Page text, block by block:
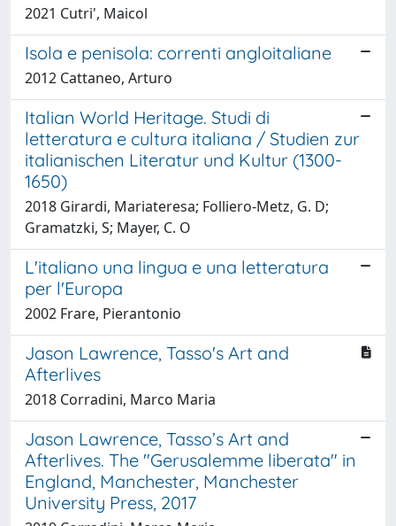
2021 Cutri', Maicol
Isola e penisola: correnti angloitaliane
2012 Cattaneo, Arturo
Italian World Heritage. Studi di
letteratura e cultura italiana / Studien zur
italianischen Literatur und Kultur (1300-
1650)
2018 Girardi, Mariateresa; Folliero-Metz, G. D;
Gramatzki, S; Mayer, C. O
L'italiano una lingua e una letteratura
per l'Europa
2002 Frare, Pierantonio
Jason Lawrence, Tasso's Art and
Afterlives
2018 Corradini, Marco Maria
Jason Lawrence, Tasso’s Art and
Afterlives. The "Gerusalemme liberata" in
England, Manchester, Manchester
University Press, 2017